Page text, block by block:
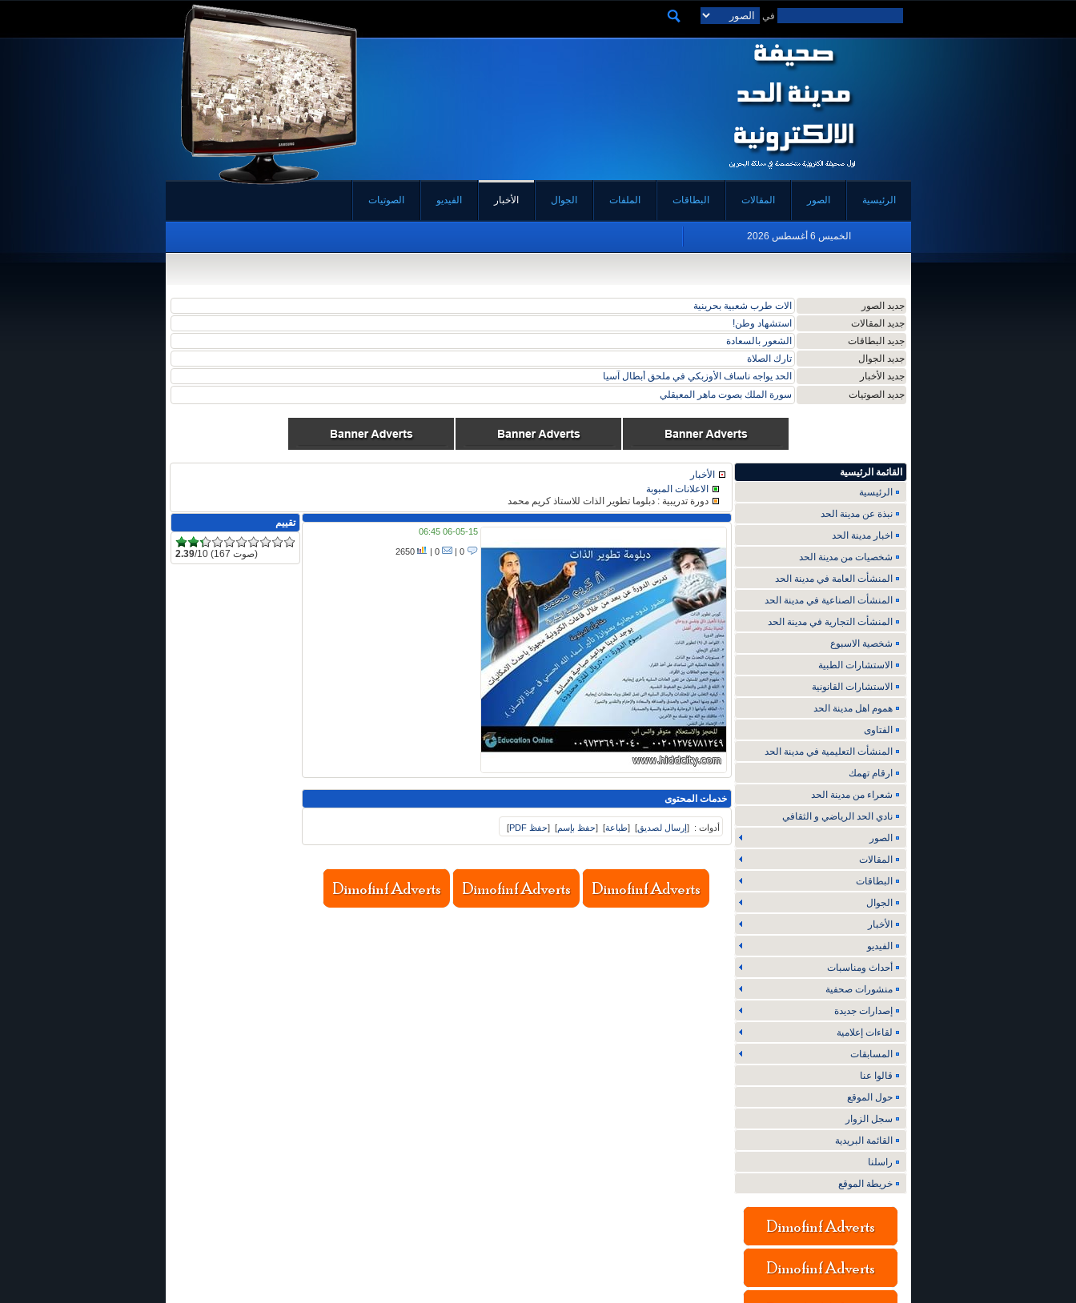
في
الرئيسية الصور المقالات البطاقات الملفات الجوال الأخبار الفيديو الصوتيات
الخميس 6 أغسطس 2026
جديد الصور
الات طرب شعبية بحرينية
جديد المقالات
استشهاد وطن!
جديد البطاقات
الشعور بالسعادة
جديد الجوال
تارك الصلاة
جديد الأخبار
الحد يواجه ناساف الأوزبكي في ملحق أبطال آسيا
جديد الصوتيات
سورة الملك بصوت ماهر المعيقلي
القائمة الرئيسية
الرئيسية
نبذة عن مدينة الحد
اخبار مدينة الحد
شخصيات من مدينة الحد
المنشأت العامة في مدينة الحد
المنشأت الصناعية في مدينة الحد
المنشأت التجارية في مدينة الحد
شخصية الاسبوع
الاستشارات الطبية
الاستشارات القانونية
هموم اهل مدينة الحد
الفتاوى
المنشأت التعليمية في مدينة الحد
ارقام تهمك
شعراء من مدينة الحد
نادي الحد الرياضي و الثقافي
الصور
المقالات
البطاقات
الجوال
الأخبار
الفيديو
أحداث ومناسبات
منشورات صحفية
إصدارات جديدة
لقاءات إعلامية
المسابقات
قالوا عنا
حول الموقع
سجل الزوار
القائمة البريدية
راسلنا
خريطة الموقع
الأخبار
الاعلانات المبوبة
دورة تدريبية : دبلوما تطوير الذات للاستاذ كريم محمد
06-05-15 06:45
0 |
0 |
2650
خدمات المحتوى
أدوات : [إرسال لصديق]
[طباعة]
[حفظ بإسم]
[حفظ PDF ]
تقييم
2.39 /10 (167 صوت)